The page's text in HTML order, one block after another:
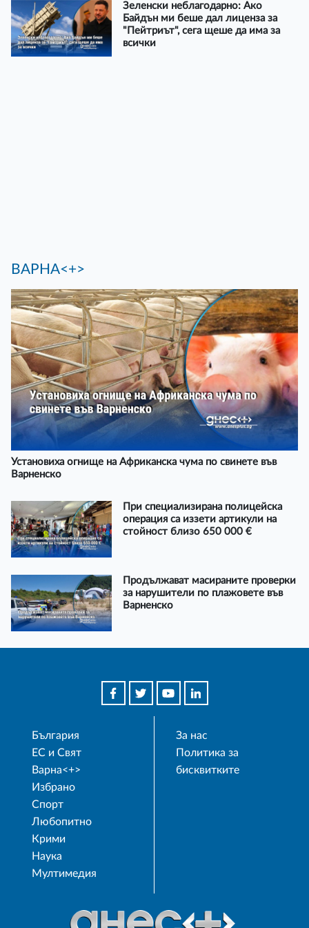
Зеленски неблагодарно: Ако
Байдън ми беше дал лиценза за
"Пейтриът", сега щеше да има за
всички
ВАРНА<+>
Установиха огнище на Африканска чума по свинете във
Варненско
При специализирана полицейска
операция са иззети артикули на
стойност близо 650 000 €
Продължават масираните проверки
за нарушители по плажовете във
Варненско
България
ЕС и Свят
Варна<+>
Избрано
Спорт
Любопитно
Крими
Наука
Мултимедия
За нас
Политика за
бисквитките